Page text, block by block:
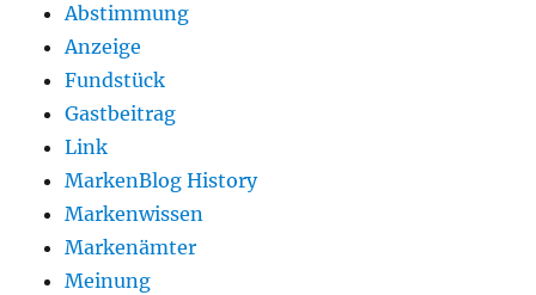
Abstimmung
Anzeige
Fundstück
Gastbeitrag
Link
MarkenBlog History
Markenwissen
Markenämter
Meinung